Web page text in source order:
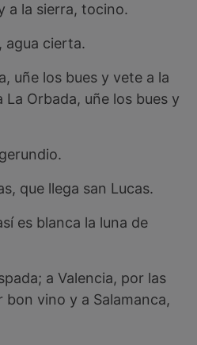
a la sierra, tocino.
agua cierta.
uñe los bues y vete a la
La Orbada, uñe los bues y
que llega san Lucas.
es blanca la luna de
a Valencia, por las
bon vino y a Salamanca,